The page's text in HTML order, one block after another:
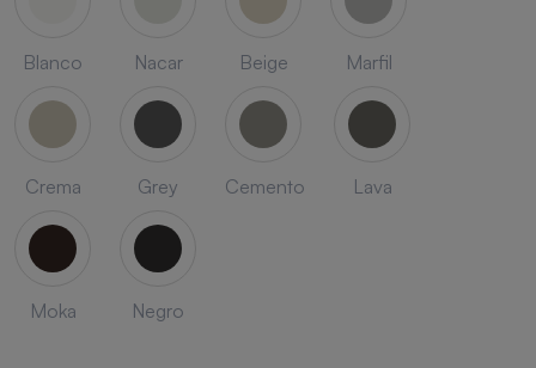
Blanco Nacar Beige Marfil
Crema Grey Cemento Lava
Moka Negro